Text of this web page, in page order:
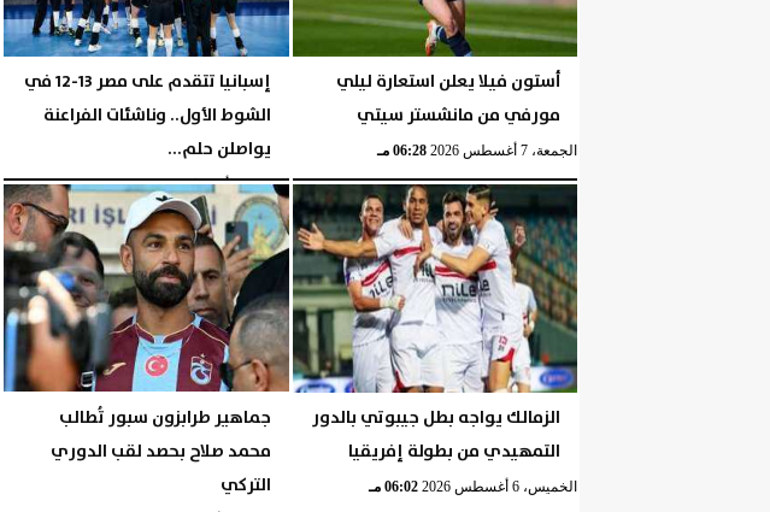
أستون فيلا يعلن استعارة ليلي
مورفي من مانشستر سيتي
الجمعة، 7 أغسطس 2026 06:28 مـ
إسبانيا تتقدم على مصر 13-12 في
الشوط الأول.. وناشئات الفراعنة
يواصلن حلم...
الجمعة، 7 أغسطس 2026 06:26 مـ
الزمالك يواجه بطل جيبوتي بالدور
التمهيدي من بطولة إفريقيا
الخميس، 6 أغسطس 2026 06:02 مـ
جماهير طرابزون سبور تُطالب
محمد صلاح بحصد لقب الدوري
التركي